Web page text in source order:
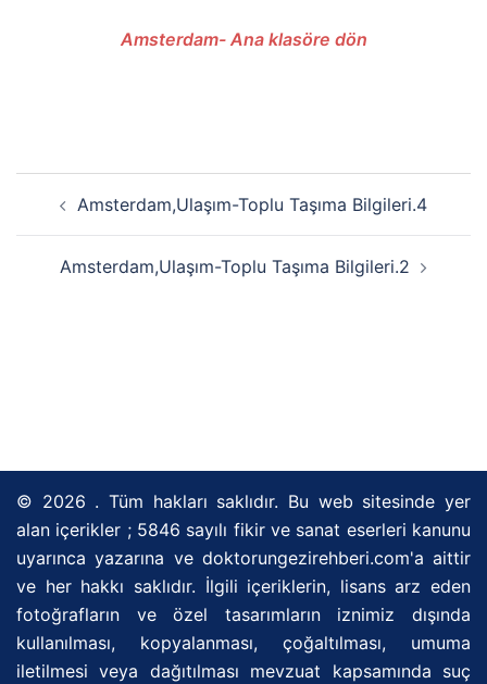
Amsterdam- Ana klasöre dön
dolaşımıAmsterdam,Ulaşım-Toplu Taşıma Bilgileri.4
Amsterdam,Ulaşım-Toplu Taşıma Bilgileri.2
© 2026 . Tüm hakları saklıdır. Bu web sitesinde yer
alan içerikler ; 5846 sayılı fikir ve sanat eserleri kanunu
uyarınca yazarına ve doktorungezirehberi.com'a aittir
ve her hakkı saklıdır. İlgili içeriklerin, lisans arz eden
fotoğrafların ve özel tasarımların iznimiz dışında
kullanılması, kopyalanması, çoğaltılması, umuma
iletilmesi veya dağıtılması mevzuat kapsamında suç